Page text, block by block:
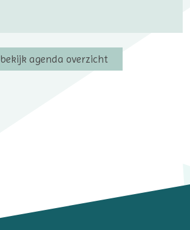
bekijk agenda overzicht